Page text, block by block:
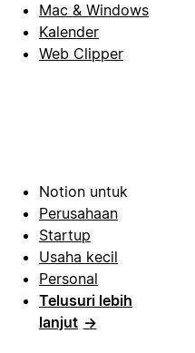
Mac & Windows
Kalender
Web Clipper
Notion untuk
Perusahaan
Startup
Usaha kecil
Personal
Telusuri lebih
lanjut →